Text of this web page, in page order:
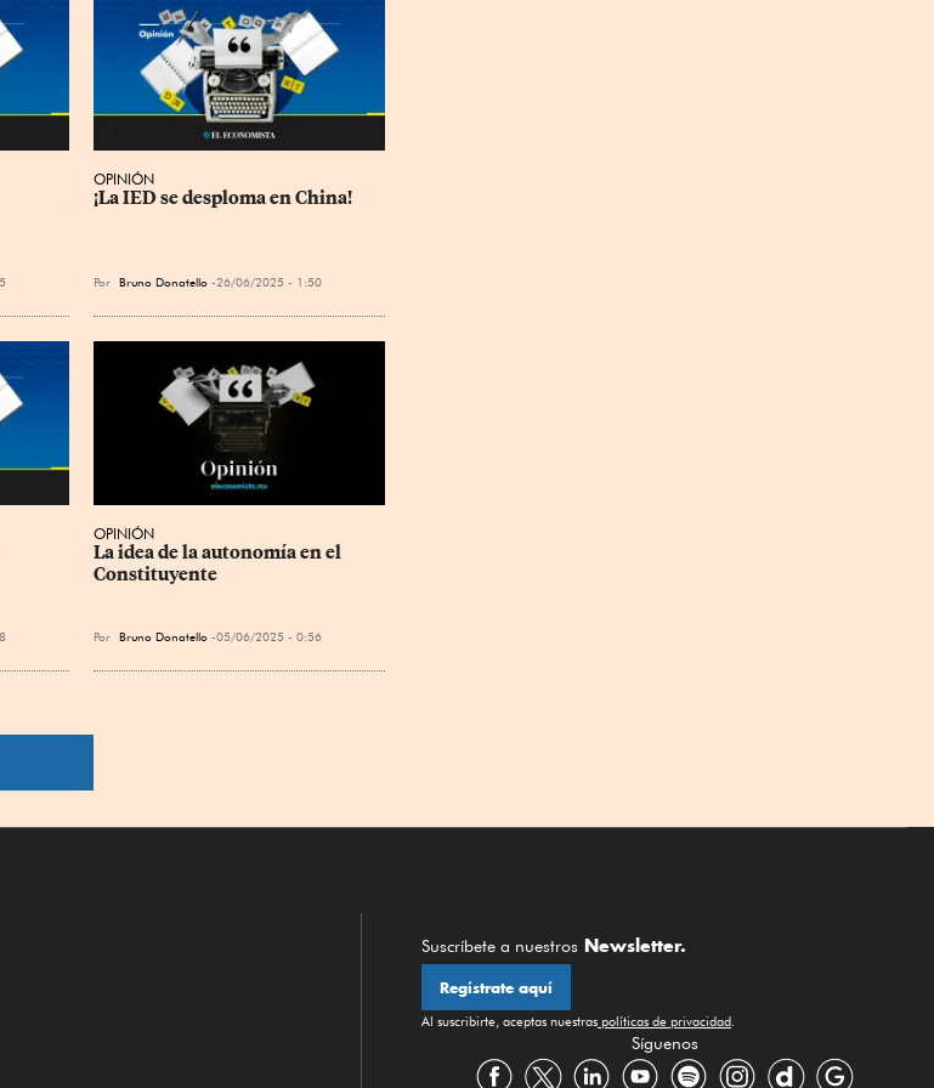
OPINIÓN
¡La IED se desploma en China!
Por Bruno Donatello 26/06/2025 - 1:50
OPINIÓN
La idea de la autonomía en el
Constituyente
Por Bruno Donatello 05/06/2025 - 0:56
Suscríbete a nuestros Newsletter.
Regístrate aquí
Al suscribirte, aceptas nuestras políticas de privacidad
Síguenos